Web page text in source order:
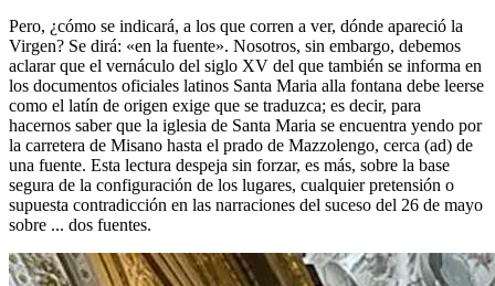
Pero, ¿cómo se indicará, a los que corren a ver, dónde apareció la
Virgen? Se dirá: «en la fuente». Nosotros, sin embargo, debemos
aclarar que el vernáculo del siglo XV del que también se informa en
los documentos oficiales latinos Santa Maria alla fontana debe leerse
como el latín de origen exige que se traduzca; es decir, para
hacernos saber que la iglesia de Santa Maria se encuentra yendo por
la carretera de Misano hasta el prado de Mazzolengo, cerca (ad) de
una fuente. Esta lectura despeja sin forzar, es más, sobre la base
segura de la configuración de los lugares, cualquier pretensión o
supuesta contradicción en las narraciones del suceso del 26 de mayo
sobre ... dos fuentes.